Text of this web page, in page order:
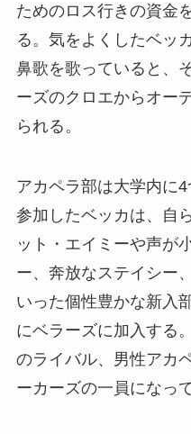
ためのロス行きの資金
る。気をよくしたベッ
鼻歌を歌っていると、
ーズのクロエからオー
られる。
アカペラ部は大学内に
参加したベッカは、自
ット・エイミーや声が
ー、奔放なステイシー
いった個性豊かな新入
にベラーズに加入する
のライバル、男性アカ
ーカーズの一員になっ